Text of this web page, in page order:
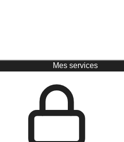
Mes services